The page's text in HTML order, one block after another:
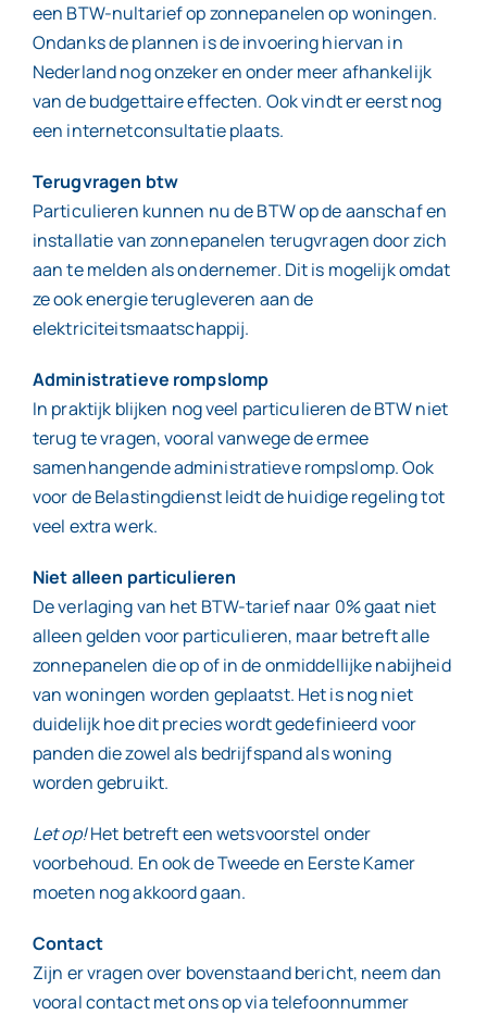
een BTW-nultarief op zonnepanelen op woningen.
Ondanks de plannen is de invoering hiervan in
Nederland nog onzeker en onder meer afhankelijk
van de budgettaire effecten. Ook vindt er eerst nog
een internetconsultatie plaats.
Terugvragen btw
Particulieren kunnen nu de BTW op de aanschaf en
installatie van zonnepanelen terugvragen door zich
aan te melden als ondernemer. Dit is mogelijk omdat
ze ook energie terugleveren aan de
elektriciteitsmaatschappij.
Administratieve rompslomp
In praktijk blijken nog veel particulieren de BTW niet
terug te vragen, vooral vanwege de ermee
samenhangende administratieve rompslomp. Ook
voor de Belastingdienst leidt de huidige regeling tot
veel extra werk.
Niet alleen particulieren
De verlaging van het BTW-tarief naar 0% gaat niet
alleen gelden voor particulieren, maar betreft alle
zonnepanelen die op of in de onmiddellijke nabijheid
van woningen worden geplaatst. Het is nog niet
duidelijk hoe dit precies wordt gedefinieerd voor
panden die zowel als bedrijfspand als woning
worden gebruikt.
Let op!Het betreft een wetsvoorstel onder
voorbehoud. En ook de Tweede en Eerste Kamer
moeten nog akkoord gaan.
Contact
Zijn er vragen over bovenstaand bericht, neem dan
vooral contact met ons op via telefoonnummer